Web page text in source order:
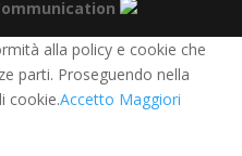
alla policy e cookie che
parti. Proseguendo nella
cookie.Accetto Maggiori